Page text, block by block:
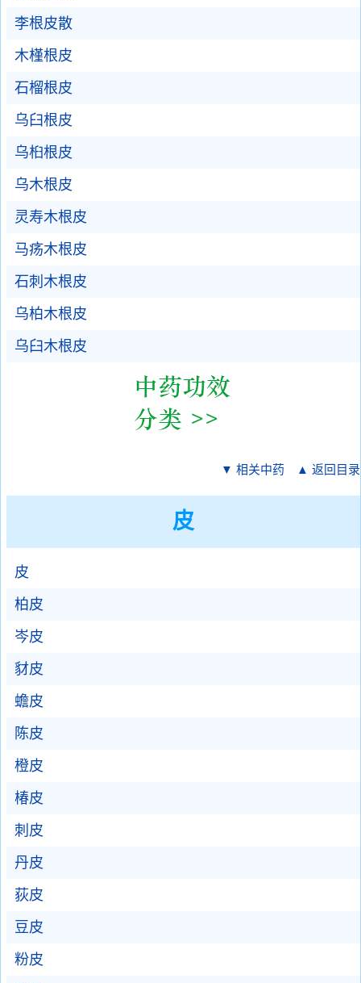
李根皮散
木槿根皮
石榴根皮
乌臼根皮
乌桕根皮
乌木根皮
灵寿木根皮
马疡木根皮
石刺木根皮
乌柏木根皮
乌臼木根皮
▼ 相关中药 ▲ 返回目录
皮
皮
柏皮
岑皮
豺皮
蟾皮
陈皮
橙皮
椿皮
刺皮
丹皮
荻皮
豆皮
粉皮